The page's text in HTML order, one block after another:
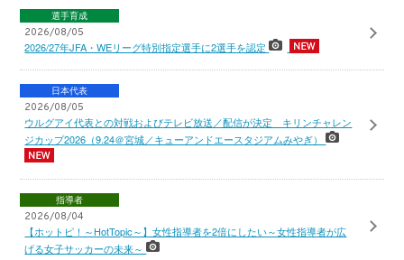
選手育成
2026/08/05
2026/27年JFA・WEリーグ特別指定選手に2選手を認定
日本代表
2026/08/05
ウルグアイ代表との対戦およびテレビ放送／配信が決定 キリンチャレン
ジカップ2026（9.24＠宮城／キューアンドエースタジアムみやぎ）
指導者
2026/08/04
【ホットピ！～HotTopic～】女性指導者を2倍にしたい～女性指導者が広
げる女子サッカーの未来～